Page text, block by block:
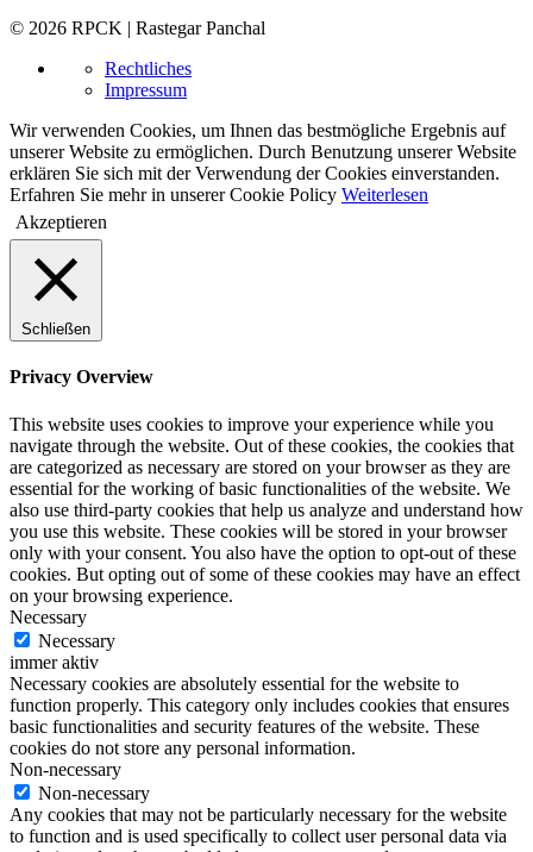
© 2026 RPCK | Rastegar Panchal
Rechtliches
Impressum
Wir verwenden Cookies, um Ihnen das bestmögliche Ergebnis auf
unserer Website zu ermöglichen. Durch Benutzung unserer Website
erklären Sie sich mit der Verwendung der Cookies einverstanden.
Erfahren Sie mehr in unserer Cookie Policy Weiterlesen
Akzeptieren
Schließen
Privacy Overview
This website uses cookies to improve your experience while you
navigate through the website. Out of these cookies, the cookies that
are categorized as necessary are stored on your browser as they are
essential for the working of basic functionalities of the website. We
also use third-party cookies that help us analyze and understand how
you use this website. These cookies will be stored in your browser
only with your consent. You also have the option to opt-out of these
cookies. But opting out of some of these cookies may have an effect
on your browsing experience.
Necessary
Necessary
immer aktiv
Necessary cookies are absolutely essential for the website to
function properly. This category only includes cookies that ensures
basic functionalities and security features of the website. These
cookies do not store any personal information.
Non-necessary
Non-necessary
Any cookies that may not be particularly necessary for the website
to function and is used specifically to collect user personal data via